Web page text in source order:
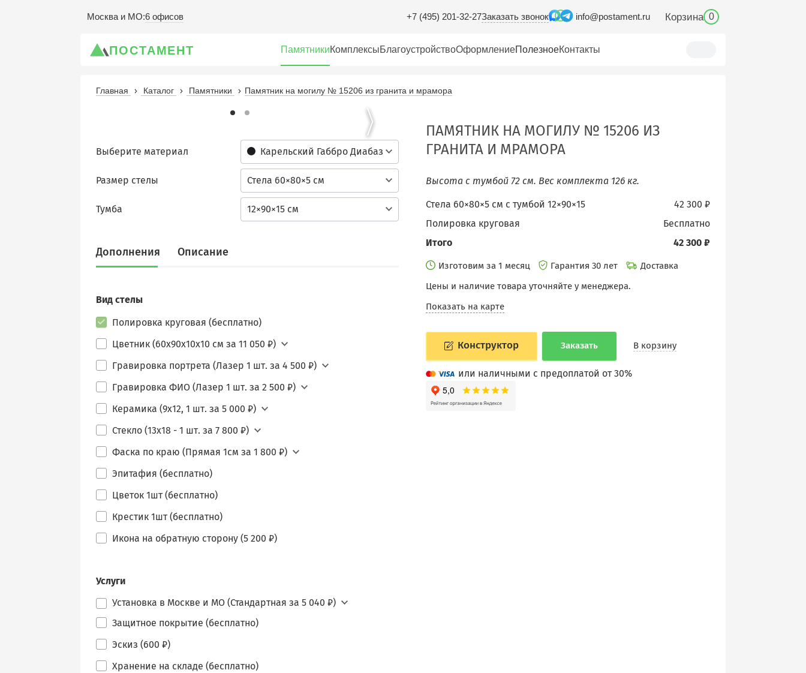
Москва и МО:6 офисов +7 (495) 201-32-27Заказать звонок info@postament.ru Корзина 0
ПОСТАМЕНТ ПамятникиКомплексыБлагоустройствоОформлениеПолезноеКонтакты
Главная Каталог Памятники Памятник на могилу № 15206 из гранита и мрамора
Карельский Габбро Диабаз
Выберите материал
Стела 60×80×5 см
Размер стелы
12×90×15 см
Тумба
Дополнения Описание
Вид стелы
Полировка круговая (бесплатно)
Цветник (60х90х10х10 см за 11 050 ₽)
Гравировка портрета (Лазер 1 шт. за 4 500 ₽)
Гравировка ФИО (Лазер 1 шт. за 2 500 ₽)
Керамика (9х12, 1 шт. за 5 000 ₽)
Стекло (13х18 - 1 шт. за 7 800 ₽)
Фаска по краю (Прямая 1см за 1 800 ₽)
Эпитафия (бесплатно)
Цветок 1шт (бесплатно)
Крестик 1шт (бесплатно)
Икона на обратную сторону (5 200 ₽)
Услуги
Установка в Москве и МО (Стандартная за 5 040 ₽)
Защитное покрытие (бесплатно)
Эскиз (600 ₽)
Хранение на складе (бесплатно)
ПАМЯТНИК НА МОГИЛУ № 15206 ИЗ
ГРАНИТА И МРАМОРА
Высота с тумбой 72 см. Вес комплекта 126 кг.
42 300 ₽
Стела 60×80×5 см c тумбой 12×90×15
бесплатно
Полировка круговая
42 300 ₽
Итого
Изготовим за 1 месяц Гарантия 30 лет
Доставка
Цены и наличие товара уточняйте у менеджера.
Показать на карте
Конструктор Заказать В корзину
или наличными с предоплатой от 30%